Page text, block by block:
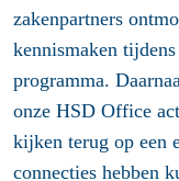
zakenpartners
kennismaken
programma.
onze HSD Office
kijken terug op een
connecties hebben